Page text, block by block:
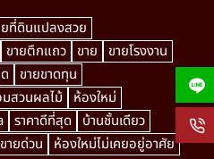
ยที่ดินแปลงสวย
ขายตึกแถว ขาย
ขายโรงงาน
ขายขาดทุน
สวนผลไม้
ห้องใหม่
ราคาดีที่สุด
บ้านชั้นเดียว
ขายด่วน
ห้องใหม่ไม่เคยอยู่อาศัย